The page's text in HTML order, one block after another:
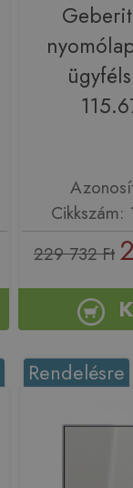
229 732 Ft
Rendelésre